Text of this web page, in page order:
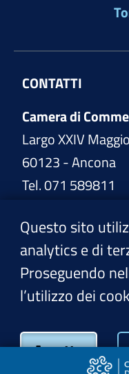
CONTATTI
Camera di
Largo XXIV
60123 - Ancona
Tel. 071 589811
PEC:
Questo sito
analytics e di
Proseguendo
l’utilizzo dei
Accetto